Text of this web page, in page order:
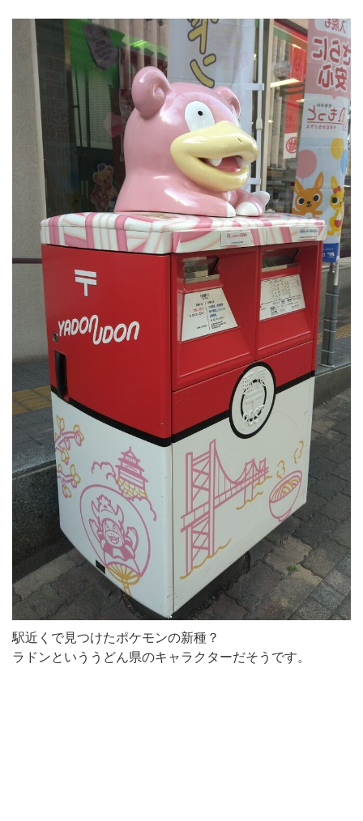
駅近くで見つけたポケモンの新種？
ラドンといううどん県のキャラクターだそうです。